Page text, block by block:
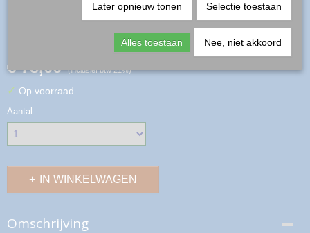
gnoom - patroon A-S6
€ 78,00 (inclusief btw 21%)
✓ Op voorraad
Aantal
IN WINKELWAGEN
Omschrijving
Later opnieuw tonen Selectie toestaan
Alles toestaan Nee, niet akkoord